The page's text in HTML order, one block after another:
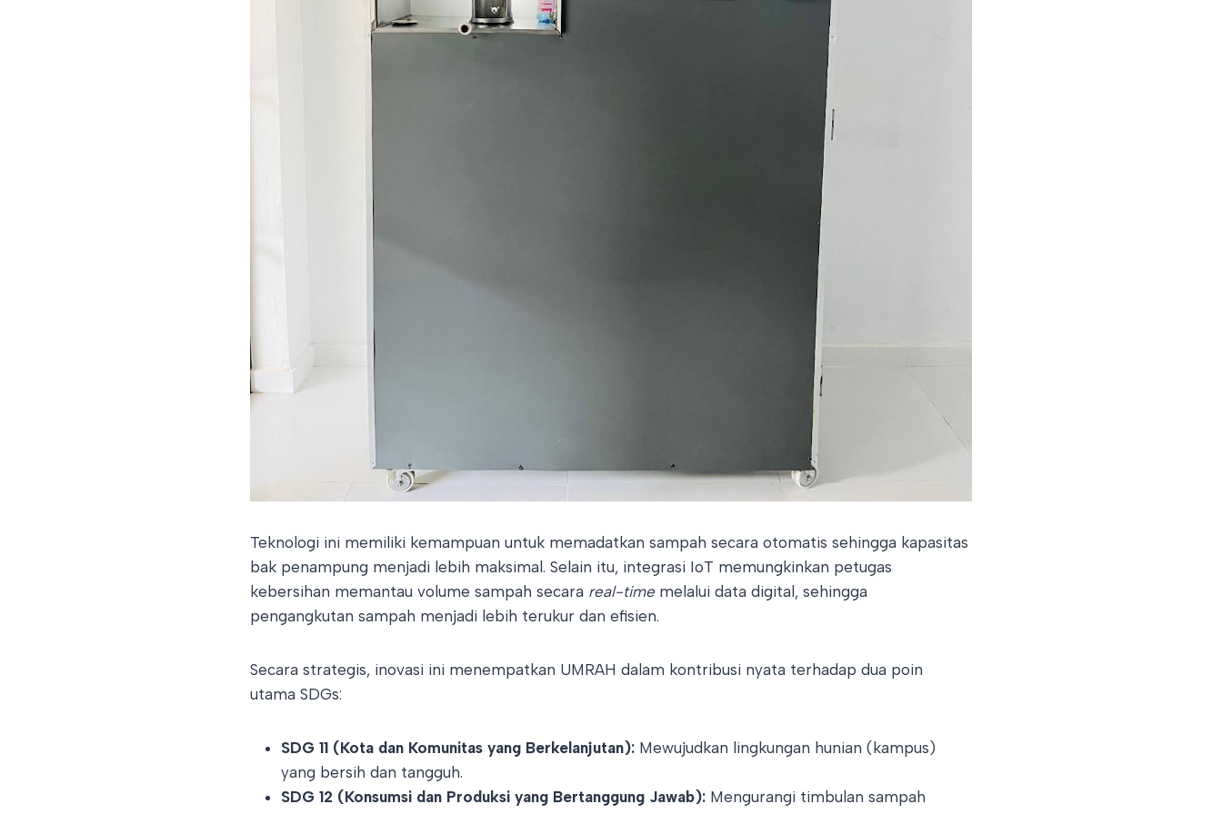
Teknologi ini memiliki kemampuan untuk memadatkan sampah secara otomatis sehingga kapasitas
bak penampung menjadi lebih maksimal. Selain itu, integrasi IoT memungkinkan petugas
kebersihan memantau volume sampah secara real-time melalui data digital, sehingga
pengangkutan sampah menjadi lebih terukur dan efisien.
Secara strategis, inovasi ini menempatkan UMRAH dalam kontribusi nyata terhadap dua poin
utama SDGs:
SDG 11 (Kota dan Komunitas yang Berkelanjutan): Mewujudkan lingkungan hunian (kampus)
yang bersih dan tangguh.
SDG 12 (Konsumsi dan Produksi yang Bertanggung Jawab): Mengurangi timbulan sampah